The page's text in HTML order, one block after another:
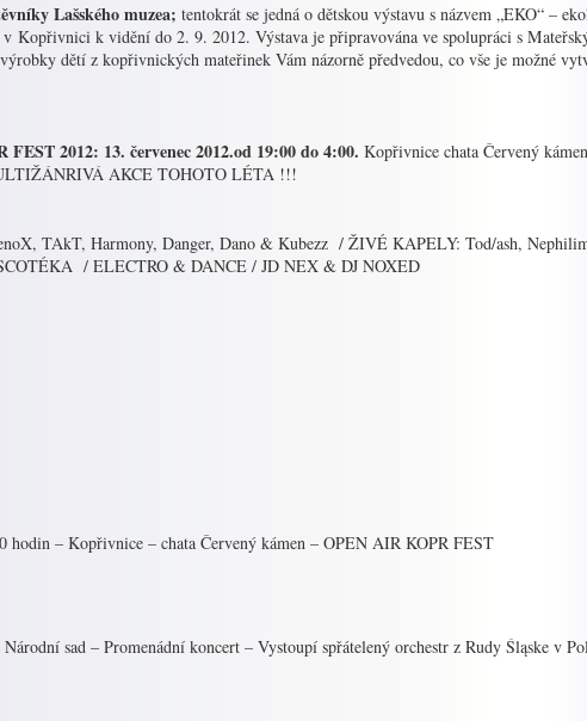
Lašského muzea; tentokrát se jedná o dětskou výstavu s názvem „EKO“ –
v Kopřivnici k vidění do 2. 9. 2012. Výstava je připravována ve spolupráci s
dětí z kopřivnických mateřinek Vám názorně předvedou, co vše je možné
2012: 13. červenec 2012.od 19:00 do 4:00. Kopřivnice chata Červený
AKCE TOHOTO LÉTA !!!
TAkT, Harmony, Danger, Dano & Kubezz / ŽIVÉ KAPELY: Tod/ash,
/ ELECTRO & DANCE / JD NEX & DJ NOXED
hodin – Kopřivnice – chata Červený kámen – OPEN AIR KOPR FEST
sad – Promenádní koncert – Vystoupí spřátelený orchestr z Rudy Śląske v